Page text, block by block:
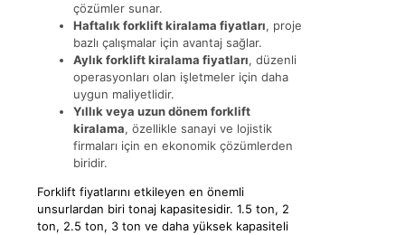
çözümler sunar.
Haftalık forklift kiralama fiyatları, proje
bazlı çalışmalar için avantaj sağlar.
Aylık forklift kiralama fiyatları, düzenli
operasyonları olan işletmeler için daha
uygun maliyetlidir.
Yıllık veya uzun dönem forklift
kiralama, özellikle sanayi ve lojistik
firmaları için en ekonomik çözümlerden
biridir.
Forklift fiyatlarını etkileyen en önemli
unsurlardan biri tonaj kapasitesidir. 1.5 ton, 2
ton, 2.5 ton, 3 ton ve daha yüksek kapasiteli